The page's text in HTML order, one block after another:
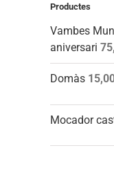
Productes
Vambes
aniversari
Domàs
Mocador